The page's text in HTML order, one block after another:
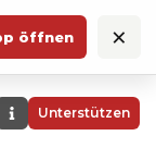
öffnen ×
Unterstützen